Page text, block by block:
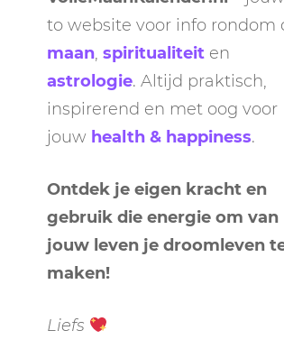
to website voor info rondom
maan, spiritualiteit en
astrologie. Altijd praktisch,
inspirerend en met oog voor
jouw health & happiness.
Ontdek je eigen kracht en
gebruik die energie om van
jouw leven je droomleven
maken!
Liefs